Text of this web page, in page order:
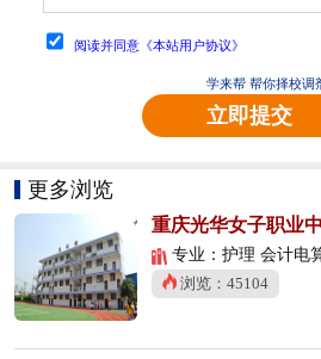
阅读并同意《本站用户协议》
学来帮 帮你择校调
立即提交
更多浏览
专业：护理 会计电算
浏览：45104